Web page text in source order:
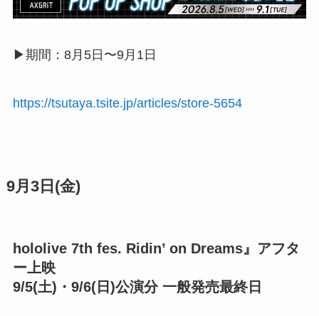
▶︎期間：8月5日〜9月1日
https://tsutaya.tsite.jp/articles/store-5654
9月3日(金)
hololive 7th fes. Ridin’ on Dreams』アフタ
ー上映
9/5(土)・9/6(日)公演分 一般発売最終日